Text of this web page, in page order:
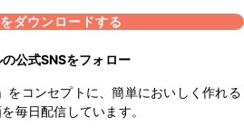
ダウンロードする
公式SNSをフォロー
をコンセプトに、簡単においしく作れる
毎日配信しています。